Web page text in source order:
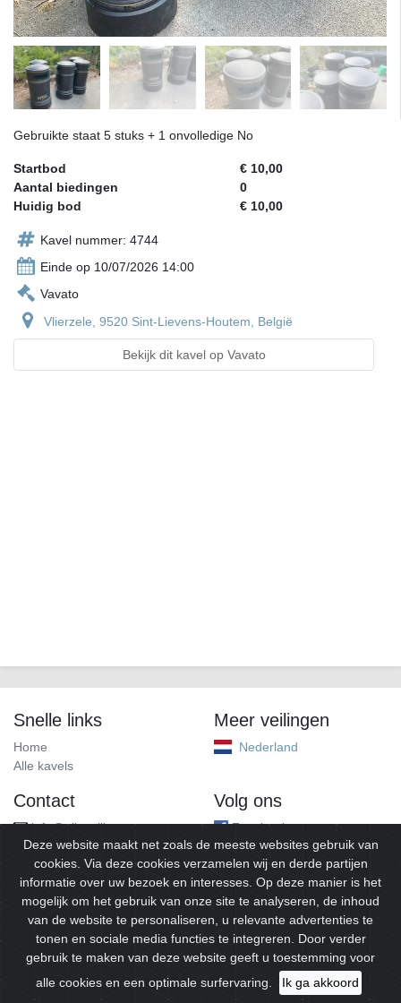
Gebruikte staat 5 stuks + 1 onvolledige No
Startbod
€ 10,00
Aantal biedingen
0
Huidig bod
€ 10,00
Kavel nummer: 4744
Einde op 10/07/2026 14:00
Vavato
Vlierzele, 9520 Sint-Lievens-Houtem, België
Bekijk dit kavel op Vavato
Snelle links
Home
Alle kavels
Meer veilingen
Nederland
Contact
info@alleveilingen.net
Volg ons
Facebook
© 2026Alleveilingen.Alle rechten voorbehouden.
Deze website maakt net zoals de meeste websites gebruik van
cookies. Via deze cookies verzamelen wij en derde partijen
informatie over uw bezoek en interesses. Op deze manier is het
mogelijk om het gebruik van onze site te analyseren, de inhoud
van de website te personaliseren, u relevante advertenties te
tonen en sociale media functies te integreren. Door verder
gebruik te maken van deze website geeft u toestemming voor
alle cookies en een optimale surfervaring.
Ik ga akkoord